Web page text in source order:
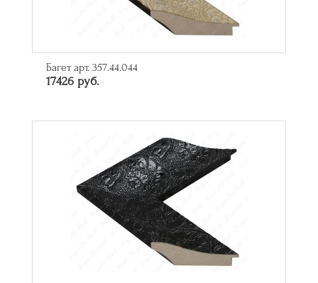
Багет арт. 357.44.044
17426 руб.